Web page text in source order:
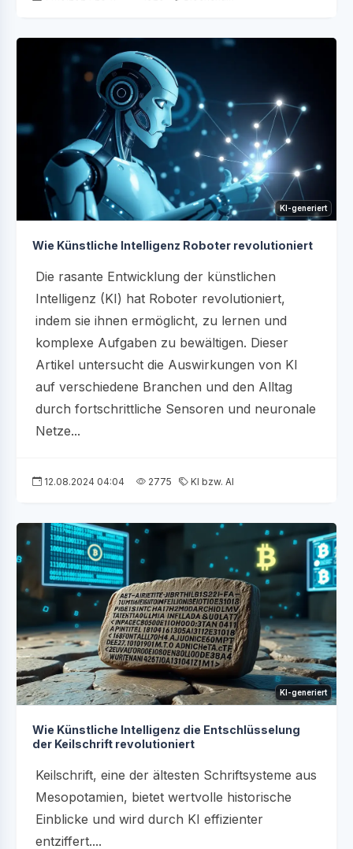
KI-generiert
Wie Künstliche Intelligenz Roboter revolutioniert
Die rasante Entwicklung der künstlichen
Intelligenz (KI) hat Roboter revolutioniert,
indem sie ihnen ermöglicht, zu lernen und
komplexe Aufgaben zu bewältigen. Dieser
Artikel untersucht die Auswirkungen von KI
auf verschiedene Branchen und den Alltag
durch fortschrittliche Sensoren und neuronale
Netze...
12.08.2024 04:04 2775 KI bzw. AI
KI-generiert
Wie Künstliche Intelligenz die Entschlüsselung
der Keilschrift revolutioniert
Keilschrift, eine der ältesten Schriftsysteme aus
Mesopotamien, bietet wertvolle historische
Einblicke und wird durch KI effizienter
entziffert....